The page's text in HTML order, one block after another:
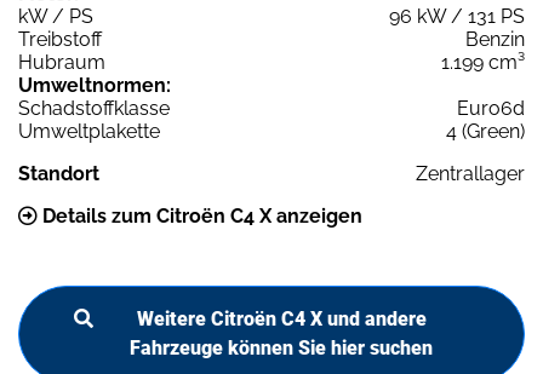
kW / PS
96 kW / 131 PS
Treibstoff
Benzin
Hubraum
1.199 cm³
Umweltnormen:
Schadstoffklasse
Euro6d
Umweltplakette
4 (Green)
Standort
Zentrallager
Details zum Citroën C4 X anzeigen
Weitere Citroën C4 X und andere
Fahrzeuge können Sie hier suchen